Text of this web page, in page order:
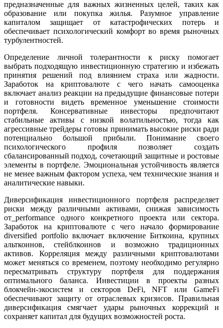
предназначенные для важных жизненных целей, таких как
образование или покупка жилья. Разумное управление
капиталом защищает от катастрофических потерь и
обеспечивает психологический комфорт во время рыночных
турбулентностей.
Определение личной толерантности к риску помогает
выбрать подходящую инвестиционную стратегию и избежать
принятия решений под влиянием страха или жадности.
Заработок на криптовалюте с чего начать самооценка
включает анализ реакции на предыдущие финансовые потери
и готовности видеть временное уменьшение стоимости
портфеля. Консервативные инвесторы предпочитают
стабильные активы с низкой волатильностью, тогда как
агрессивные трейдеры готовы принимать высокие риски ради
потенциально большой прибыли. Понимание своего
психологического профиля позволяет создать
сбалансированный подход, сочетающий защитные и ростовые
элементы в портфеле. Эмоциональная устойчивость является
не менее важным фактором успеха, чем технические знания и
аналитические навыки.
Диверсификация инвестиционного портфеля распределяет
риски между различными активами, снижая зависимость
от_performance одного конкретного проекта или сектора.
Заработок на криптовалюте с чего начало формирование
diversified portfolio включает включение Биткоина, крупных
альткоинов, стейблкоинов и возможно традиционных
активов. Корреляция между различными криптовалютами
может меняться со временем, поэтому необходимо регулярно
пересматривать структуру портфеля для поддержания
оптимального баланса. Инвестиции в проекты разных
блокчейн-экосистем и секторов DeFi, NFT или GameFi
обеспечивают защиту от отраслевых кризисов. Правильная
диверсификация смягчает удары рыночных коррекций и
сохраняет капитал для будущих возможностей роста.